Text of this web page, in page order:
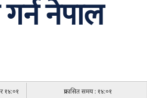
नेपाल
१४:०१ प्रकासित समय : १४:०१